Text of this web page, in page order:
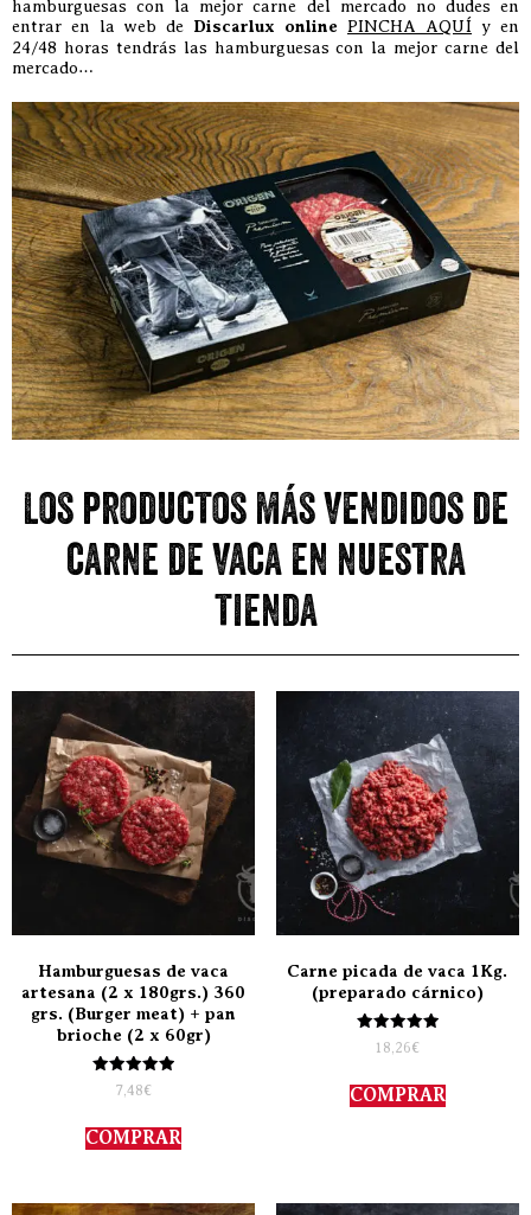
hamburguesas con la mejor carne del mercado no dudes en
entrar en la web de Discarlux online PINCHA AQUÍ y en
24/48 horas tendrás las hamburguesas con la mejor carne del
mercado…
Los productos más vendidos de
carne de vaca en nuestra
tienda
Hamburguesas de vaca
artesana (2 x 180grs.) 360
grs. (Burger meat) + pan
brioche (2 x 60gr)
Valorado
con
de 5
7,48€
COMPRAR
Carne picada de vaca 1Kg.
(preparado cárnico)
Valorado
con
de 5
18,26€
COMPRAR